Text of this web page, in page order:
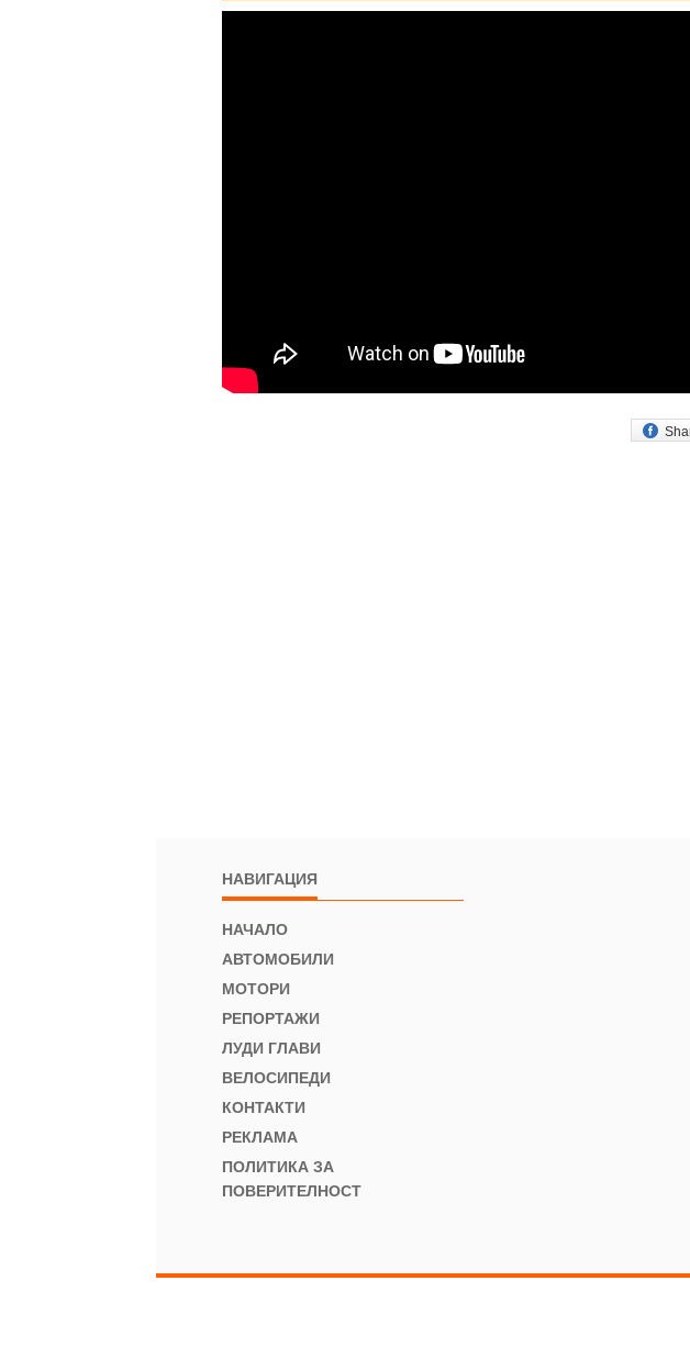
НАВИГАЦИЯ
НАЧАЛО
АВТОМОБИЛИ
МОТОРИ
РЕПОРТАЖИ
ЛУДИ ГЛАВИ
ВЕЛОСИПЕДИ
КОНТАКТИ
РЕКЛАМА
ПОЛИТИКА ЗА
ПОВЕРИТЕЛНОСТ